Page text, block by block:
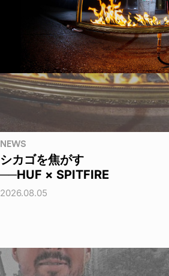
NEWS
シカゴを焦がす
──HUF × SPITFIRE
2026.08.05